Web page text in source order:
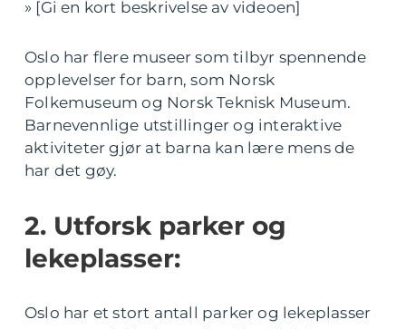
» [Gi en kort beskrivelse av videoen]
Oslo har flere museer som tilbyr spennende
opplevelser for barn, som Norsk
Folkemuseum og Norsk Teknisk Museum.
Barnevennlige utstillinger og interaktive
aktiviteter gjør at barna kan lære mens de
har det gøy.
2. Utforsk parker og
lekeplasser:
Oslo har et stort antall parker og lekeplasser